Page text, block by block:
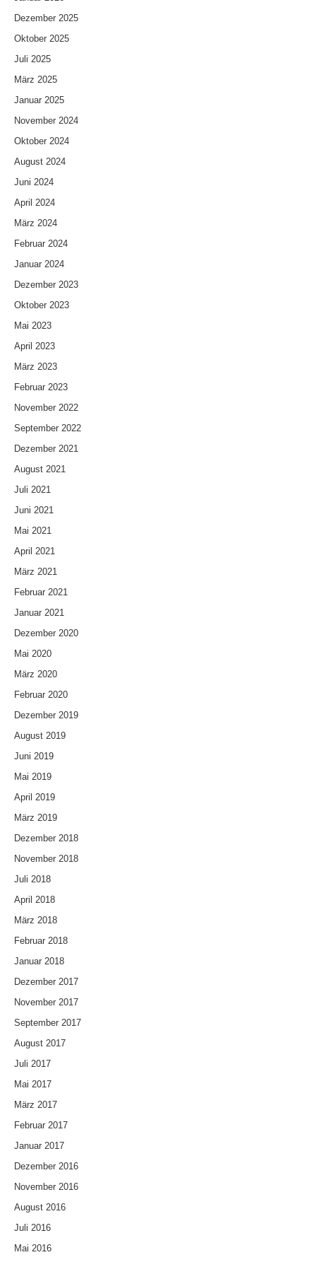
Dezember 2025
Oktober 2025
Juli 2025
März 2025
Januar 2025
November 2024
Oktober 2024
August 2024
Juni 2024
April 2024
März 2024
Februar 2024
Januar 2024
Dezember 2023
Oktober 2023
Mai 2023
April 2023
März 2023
Februar 2023
November 2022
September 2022
Dezember 2021
August 2021
Juli 2021
Juni 2021
Mai 2021
April 2021
März 2021
Februar 2021
Januar 2021
Dezember 2020
Mai 2020
März 2020
Februar 2020
Dezember 2019
August 2019
Juni 2019
Mai 2019
April 2019
März 2019
Dezember 2018
November 2018
Juli 2018
April 2018
März 2018
Februar 2018
Januar 2018
Dezember 2017
November 2017
September 2017
August 2017
Juli 2017
Mai 2017
März 2017
Februar 2017
Januar 2017
Dezember 2016
November 2016
August 2016
Juli 2016
Mai 2016